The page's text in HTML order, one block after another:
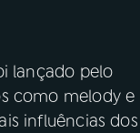
lançado pelo
como melody e
influências dos